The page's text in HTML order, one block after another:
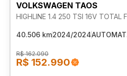
VOLKSWAGEN TAOS
HIGHLINE 1.4 250 TSI 16V TOTAL
40.506 km2024/2024
R$ 162.090
R$ 152.990